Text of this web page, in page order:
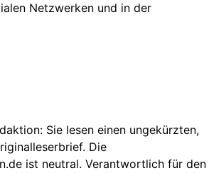
Netzwerken und in der
Sie lesen einen ungekürzten,
Die
ist neutral. Verantwortlich für den